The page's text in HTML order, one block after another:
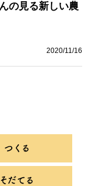
の見る新しい農
2020/11/16